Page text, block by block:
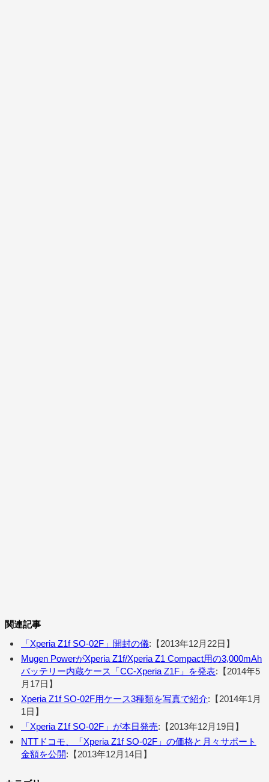
関連記事
「Xperia Z1f SO-02F」開封の儀:【2013年12月22日】
Mugen PowerがXperia Z1f/Xperia Z1 Compact用の3,000mAh
バッテリー内蔵ケース「CC-Xperia Z1F」を発表:【2014年5
月17日】
Xperia Z1f SO-02F用ケース3種類を写真で紹介:【2014年1月
1日】
「Xperia Z1f SO-02F」が本日発売:【2013年12月19日】
NTTドコモ、「Xperia Z1f SO-02F」の価格と月々サポート
金額を公開:【2013年12月14日】